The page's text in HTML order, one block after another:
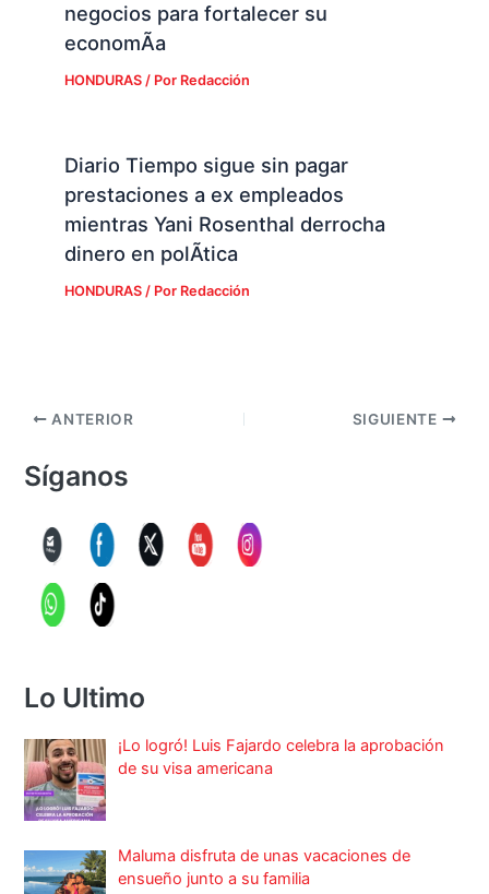
negocios para fortalecer su
economÃ­a
HONDURAS/ Por Redacción
Diario Tiempo sigue sin pagar
prestaciones a ex empleados
mientras Yani Rosenthal derrocha
dinero en polÃ­tica
HONDURAS/ Por Redacción
ANTERIOR SIGUIENTE
Síganos
Lo Ultimo
¡Lo logró! Luis Fajardo celebra la aprobación
de su visa americana
Maluma disfruta de unas vacaciones de
ensueño junto a su familia